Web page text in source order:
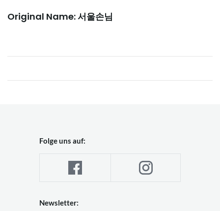
Original Name: 서울손님
Folge uns auf:
Newsletter: